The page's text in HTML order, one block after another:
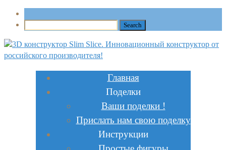
Главная
Поделки
Ваши поделки !
Прислать нам свою поделку
Инструкции